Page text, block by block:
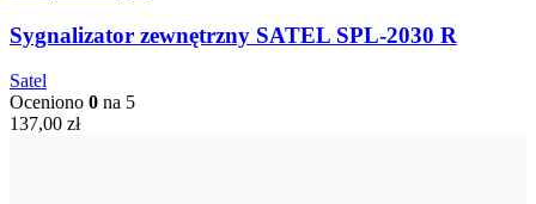
Sygnalizator zewnętrzny SATEL SPL-2030 R
Satel
Oceniono 0 na 5
137,00 zł